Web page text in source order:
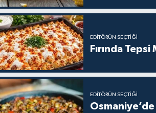
EDITÖRÜN SEÇTIĞI
Fırında Tepsi
EDITÖRÜN SEÇTIĞI